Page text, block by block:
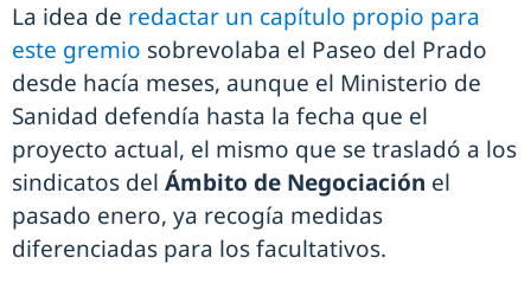
La idea de redactar un capítulo propio para
este gremio sobrevolaba el Paseo del Prado
desde hacía meses, aunque el Ministerio de
Sanidad defendía hasta la fecha que el
proyecto actual, el mismo que se trasladó a los
sindicatos del Ámbito de Negociación el
pasado enero, ya recogía medidas
diferenciadas para los facultativos.